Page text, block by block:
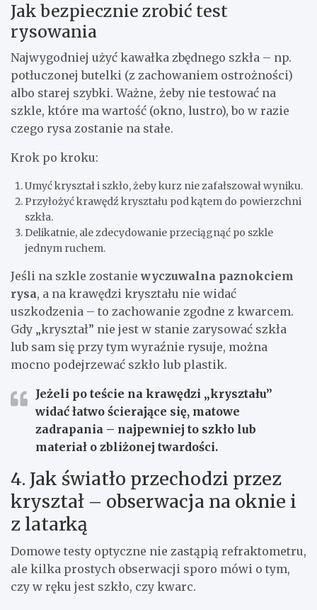
Jak bezpiecznie zrobić test
rysowania
Najwygodniej użyć kawałka zbędnego szkła – np.
potłuczonej butelki (z zachowaniem ostrożności)
albo starej szybki. Ważne, żeby nie testować na
szkle, które ma wartość (okno, lustro), bo w razie
czego rysa zostanie na stałe.
Krok po kroku:
Umyć kryształ i szkło, żeby kurz nie zafałszował wyniku.
Przyłożyć krawędź kryształu pod kątem do powierzchni
szkła.
Delikatnie, ale zdecydowanie przeciągnąć po szkle
jednym ruchem.
Jeśli na szkle zostaniewyczuwalna paznokciem
rysa, a na krawędzi kryształu nie widać
uszkodzenia – to zachowanie zgodne z kwarcem.
Gdy „kryształ” nie jest w stanie zarysować szkła
lub sam się przy tym wyraźnie rysuje, można
mocno podejrzewać szkło lub plastik.
Jeżeli po teście na krawędzi „kryształu”
widać łatwo ścierające się, matowe
zadrapania – najpewniej to szkło lub
materiał o zbliżonej twardości.
4. Jak światło przechodzi przez
kryształ – obserwacja na oknie i
z latarką
Domowe testy optyczne nie zastąpią refraktometru,
ale kilka prostych obserwacji sporo mówi o tym,
czy w ręku jest szkło, czy kwarc.